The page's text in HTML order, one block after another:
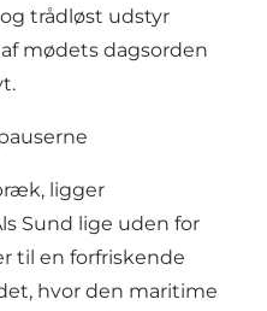
trådløst udstyr
mødets dagsorden
ligger
Sund lige uden for
til en forfriskende
hvor den maritime